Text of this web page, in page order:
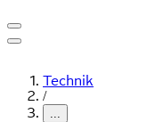
Technik
/
...